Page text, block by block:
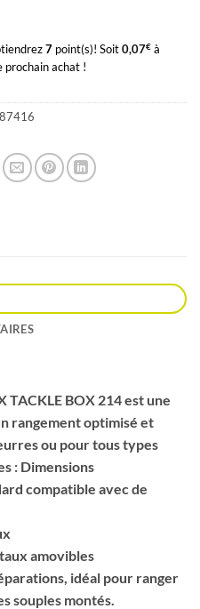
7 point(s)! Soit0,07€ à
prochain achat !
87416
TACKLE BOX 214 est une
rangement optimisé et
ou pour tous types
: Dimensions
compatible avec de
amovibles
idéal pour ranger
souples montés.